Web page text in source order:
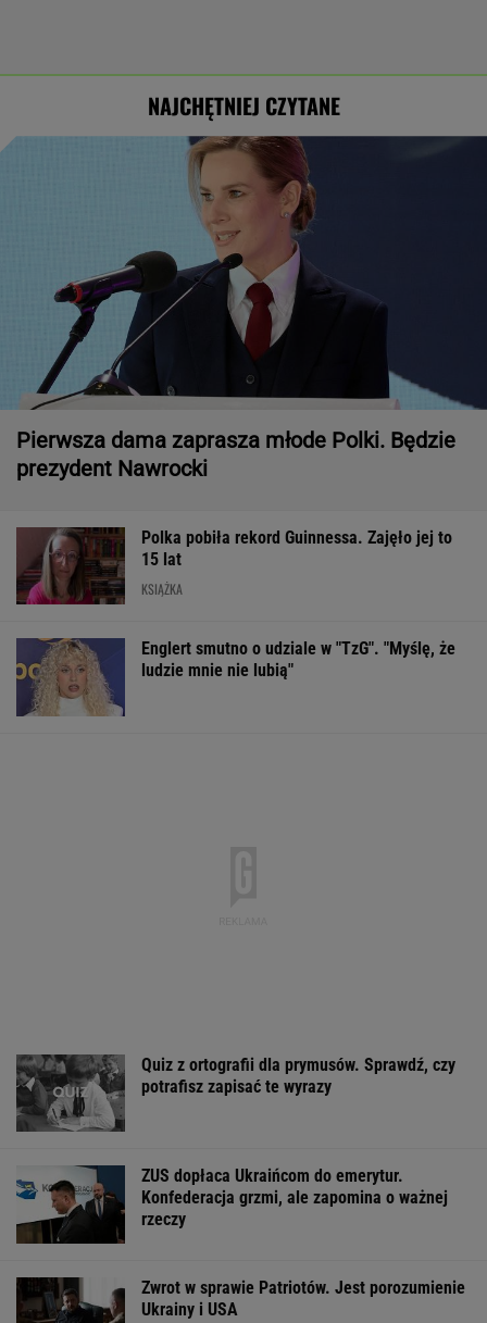
NAJCHĘTNIEJ CZYTANE
Pierwsza dama zaprasza młode Polki. Będzie
prezydent Nawrocki
Polka pobiła rekord Guinnessa. Zajęło jej to
15 lat
KSIĄŻKA
Englert smutno o udziale w "TzG". "Myślę, że
ludzie mnie nie lubią"
Quiz z ortografii dla prymusów. Sprawdź, czy
potrafisz zapisać te wyrazy
ZUS dopłaca Ukraińcom do emerytur.
Konfederacja grzmi, ale zapomina o ważnej
rzeczy
Zwrot w sprawie Patriotów. Jest porozumienie
Ukrainy i USA